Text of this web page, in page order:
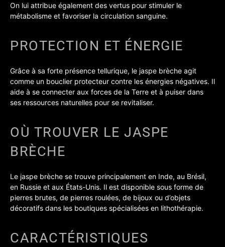
On lui attribue également des vertus pour stimuler le
métabolisme et favoriser la circulation sanguine.
PROTECTION ET ÉNERGIE
Grâce à sa forte présence tellurique, le jaspe brèche agit
comme un bouclier protecteur contre les énergies négatives. Il
aide à se connecter aux forces de la Terre et à puiser dans
ses ressources naturelles pour se revitaliser.
OÙ TROUVER LE JASPE
BRÈCHE
Le jaspe brèche se trouve principalement en Inde, au Brésil,
en Russie et aux États-Unis. Il est disponible sous forme de
pierres brutes, de pierres roulées, de bijoux ou d’objets
décoratifs dans les boutiques spécialisées en lithothérapie.
CARACTÉRISTIQUES